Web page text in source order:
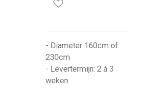
- Diameter 160cm of
230cm
- Levertermijn: 2 à 3
weken